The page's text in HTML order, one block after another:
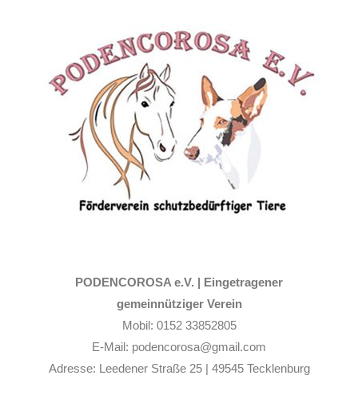
PODENCOROSA e.V. | Eingetragener
gemeinnütziger Verein
Mobil: 0152 33852805
E-Mail: podencorosa@gmail.com
Adresse: Leedener Straße 25 | 49545 Tecklenburg